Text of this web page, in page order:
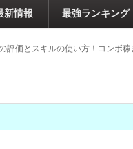
新情報 最強ランキング
評価とスキルの使い方！コンボ稼